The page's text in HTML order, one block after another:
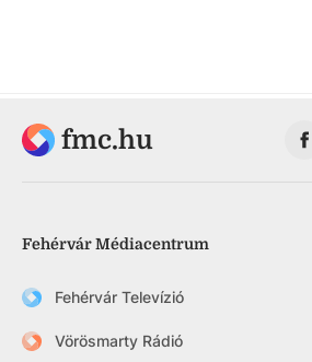
fmc.hu
Fehérvár Médiacentrum
Fehérvár Televízió
Vörösmarty Rádió